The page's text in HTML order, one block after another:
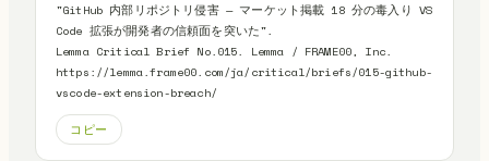
"GitHub 内部リポジトリ侵害 — マーケット掲載 18 分の毒入り VS
Code 拡張が開発者の信頼面を突いた".
Lemma Critical Brief No.015. Lemma / FRAME00, Inc.
https://lemma.frame00.com/ja/critical/briefs/015-github-
vscode-extension-breach/
コピー